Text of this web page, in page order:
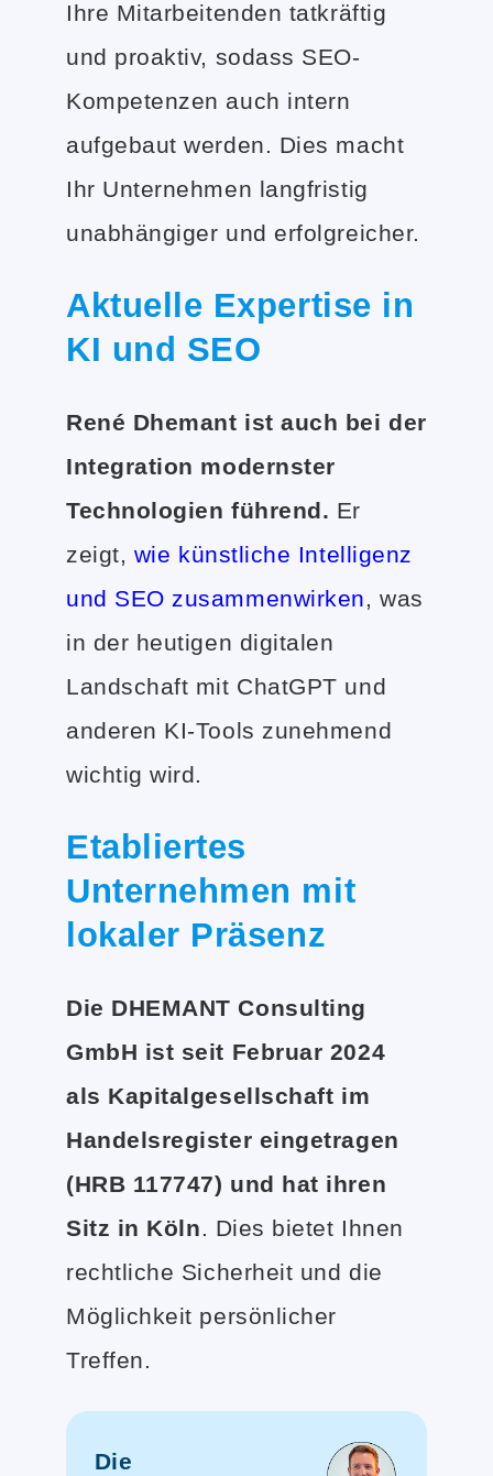
Ihre Mitarbeitenden tatkräftig
und proaktiv, sodass SEO-
Kompetenzen auch intern
aufgebaut werden. Dies macht
Ihr Unternehmen langfristig
unabhängiger und erfolgreicher.
Aktuelle Expertise in
KI und SEO
René Dhemant ist auch bei der
Integration modernster
Technologien führend. Er
zeigt, wie künstliche Intelligenz
und SEO zusammenwirken, was
in der heutigen digitalen
Landschaft mit ChatGPT und
anderen KI-Tools zunehmend
wichtig wird.
Etabliertes
Unternehmen mit
lokaler Präsenz
Die DHEMANT Consulting
GmbH ist seit Februar 2024
als Kapitalgesellschaft im
Handelsregister eingetragen
(HRB 117747) und hat ihren
Sitz in Köln. Dies bietet Ihnen
rechtliche Sicherheit und die
Möglichkeit persönlicher
Treffen.
Die